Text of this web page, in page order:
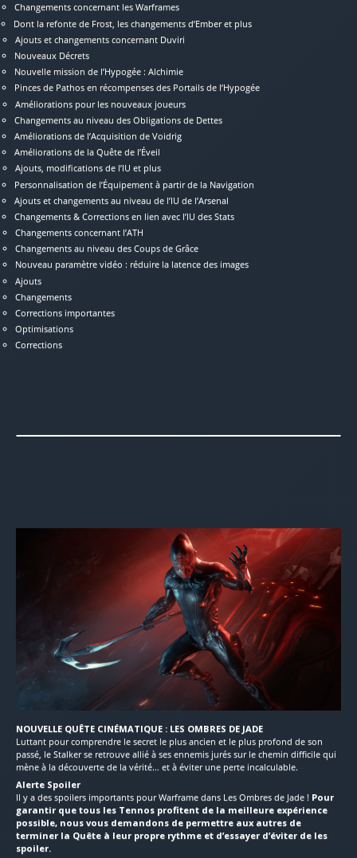
Changements concernant les Warframes
Dont la refonte de Frost, les changements d’Ember et plus
Ajouts et changements concernant Duviri
Nouveaux Décrets
Nouvelle mission de l’Hypogée : Alchimie
Pinces de Pathos en récompenses des Portails de l’Hypogée
Améliorations pour les nouveaux joueurs
Changements au niveau des Obligations de Dettes
Améliorations de l’Acquisition de Voidrig
Améliorations de la Quête de l’Éveil
Ajouts, modifications de l’IU et plus
Personnalisation de l’Équipement à partir de la Navigation
Ajouts et changements au niveau de l’IU de l’Arsenal
Changements & Corrections en lien avec l’IU des Stats
Changements concernant l’ATH
Changements au niveau des Coups de Grâce
Nouveau paramètre vidéo : réduire la latence des images
Ajouts
Changements
Corrections importantes
Optimisations
Corrections
NOUVELLE QUÊTE CINÉMATIQUE : LES OMBRES DE JADE
Luttant pour comprendre le secret le plus ancien et le plus profond de son
passé, le Stalker se retrouve allié à ses ennemis jurés sur le chemin difficile qui
mène à la découverte de la vérité… et à éviter une perte incalculable.
Alerte Spoiler
Il y a des spoilers importants pour Warframe dans Les Ombres de Jade ! Pour
garantir que tous les Tennos profitent de la meilleure expérience
possible, nous vous demandons de permettre aux autres de
terminer la Quête à leur propre rythme et d’essayer d’éviter de les
spoiler.